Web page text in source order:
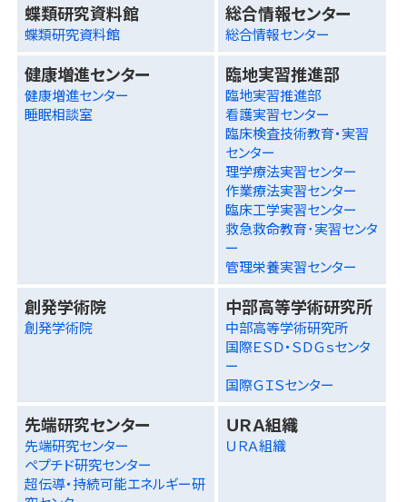
蝶類研究資料館
蝶類研究資料館
総合情報センター
総合情報センター
健康増進センター
健康増進センター
睡眠相談室
臨地実習推進部
臨地実習推進部
看護実習センター
臨床検査技術教育・実習
センター
理学療法実習センター
作業療法実習センター
臨床工学実習センター
救急救命教育･実習センタ
ー
管理栄養実習センター
創発学術院
創発学術院
中部高等学術研究所
中部高等学術研究所
国際ＥＳＤ・ＳＤＧｓセンタ
ー
国際ＧＩＳセンター
先端研究センター
先端研究センター
ペプチド研究センター
超伝導・持続可能エネルギー研
ＵＲＡ組織
ＵＲＡ組織